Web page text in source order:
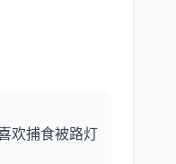
欢捕食被路灯